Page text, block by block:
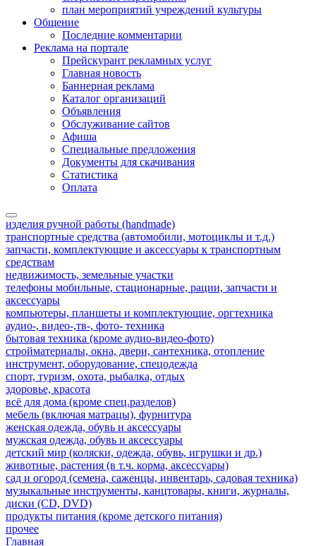
план мероприятий учреждений культуры
Общение
Последние комментарии
Реклама на портале
Прейскурант рекламных услуг
Главная новость
Баннерная реклама
Каталог организаций
Объявления
Обслуживание сайтов
Афиша
Специальные предложения
Документы для скачивания
Статистика
Оплата
изделия ручной работы (handmade)
транспортные средства (автомобили, мотоциклы и т.д.)
запчасти, комплектующие и аксессуары к транспортным
средствам
недвижимость, земельные участки
телефоны мобильные, стационарные, рации, запчасти и
аксессуары
компьютеры, планшеты и комплектующие, оргтехника
аудио-, видео-,тв-, фото- техника
бытовая техника (кроме аудио-видео-фото)
стройматериалы, окна, двери, сантехника, отопление
инструмент, оборудование, спецодежда
спорт, туризм, охота, рыбалка, отдых
здоровье, красота
всё для дома (кроме спец.разделов)
мебель (включая матрацы), фурнитура
женская одежда, обувь и аксессуары
мужская одежда, обувь и аксессуары
детский мир (коляски, одежда, обувь, игрушки и др.)
животные, растения (в т.ч. корма, аксессуары)
сад и огород (семена, саженцы, инвентарь, садовая техника)
музыкальные инструменты, канцтовары, книги, журналы,
диски (CD, DVD)
продукты питания (кроме детского питания)
прочее
Главная